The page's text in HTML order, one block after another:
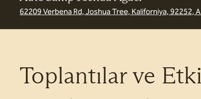
62209 Verbena Rd, Joshua Tree, Kaliforniya, 92252,
Toplantılar ve